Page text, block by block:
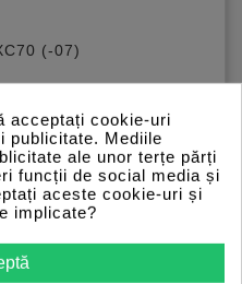
(-07)
acceptați cookie-uri
publicitate. Mediile
ale unor terțe părți
funcții de social media și
aceste cookie-uri și
implicate?